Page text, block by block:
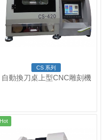
CS 系列
自動換刀桌上型CNC雕刻機
Hot